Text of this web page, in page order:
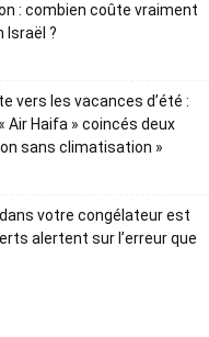
: combien coûte vraiment
Israël ?
vers les vacances d’été :
Air Haifa » coincés deux
sans climatisation »
votre congélateur est
alertent sur l’erreur que